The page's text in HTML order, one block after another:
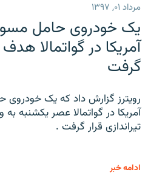
مرداد ۰۱, ۱۳۹۷
یک خودروی حامل
آمریکا در گواتمالا هدف
گرفت
رویترز گزارش داد که یک
آمریکا در گواتمالا عصر یکشنبه
تیراندازی قرار گرفت .
ادامه خبر